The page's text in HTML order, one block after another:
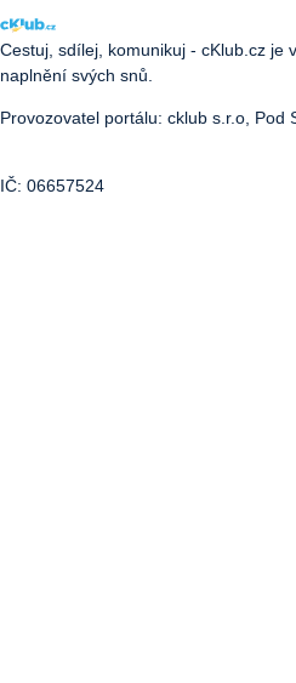
Cestuj, sdílej, komunikuj - cKlub.cz je
naplnění svých snů.
Provozovatel portálu: cklub s.r.o, Pod
IČ: 06657524